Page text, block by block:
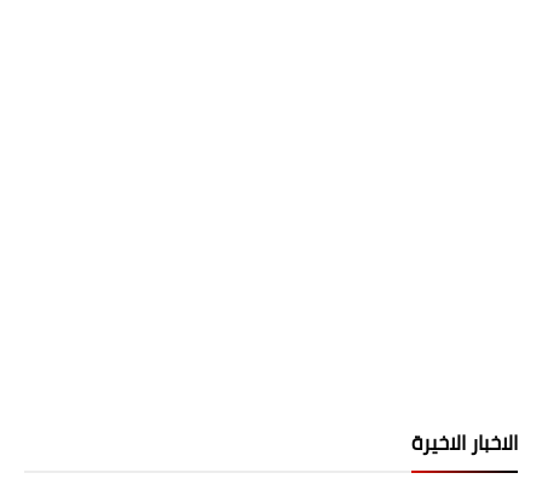
الاخبار الاخيرة